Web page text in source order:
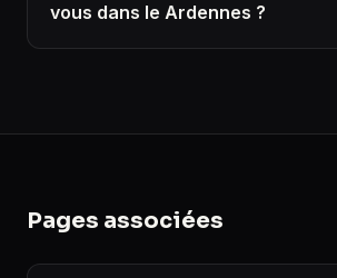
vous dans le Ardennes ?
Pages associées